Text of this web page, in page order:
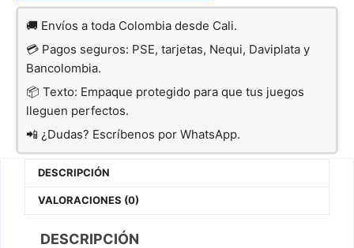
🚚 Envíos a toda Colombia desde Cali.
💳 Pagos seguros: PSE, tarjetas, Nequi, Daviplata y
Bancolombia.
📦 Texto: Empaque protegido para que tus juegos
lleguen perfectos.
📲 ¿Dudas? Escríbenos por WhatsApp.
DESCRIPCIÓN
VALORACIONES (0)
DESCRIPCIÓN